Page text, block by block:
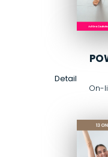
On-
Detail